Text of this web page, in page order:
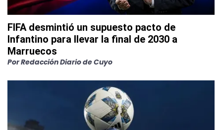
FIFA desmintió un supuesto pacto de
Infantino para llevar la final de 2030 a
Marruecos
PorRedacción Diario de Cuyo